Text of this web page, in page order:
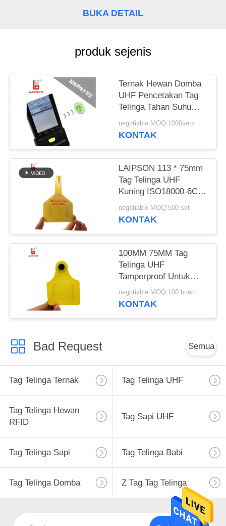
BUKA DETAIL
produk sejenis
Ternak Hewan Domba
UHF Pencetakan Tag
Telinga Tahan Suhu
Laser
negotiable MOQ:1000sets
KONTAK
LAIPSON 113 * 75mm
Tag Telinga UHF
Kuning ISO18000-6C
(EPC GEN2)
negotiable MOQ:500 set
KONTAK
100MM 75MM Tag
Telinga UHF
Tamperproof Untuk
Identifikasi Kelompok
Ternak
negotiable MOQ:100 buah
KONTAK
Bad Request Semua
Tag Telinga Ternak Tag Telinga UHF
Tag Telinga Hewan
RFID
Tag Sapi UHF
Tag Telinga Sapi Tag Telinga Babi
Tag Telinga Domba Z Tag Tag Telinga